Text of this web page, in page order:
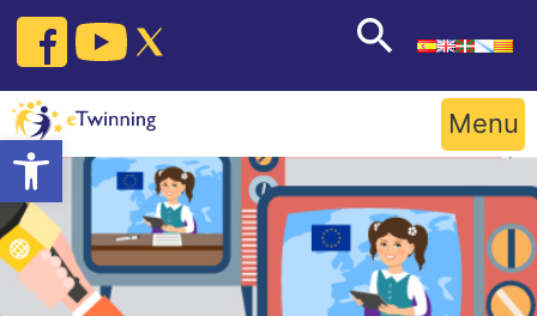
Open toolbar
Skip
content
Menu